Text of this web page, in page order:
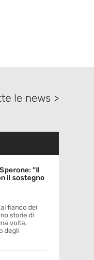
le news >
“Il
il sostegno
fianco dei
storie di
volta,
degli